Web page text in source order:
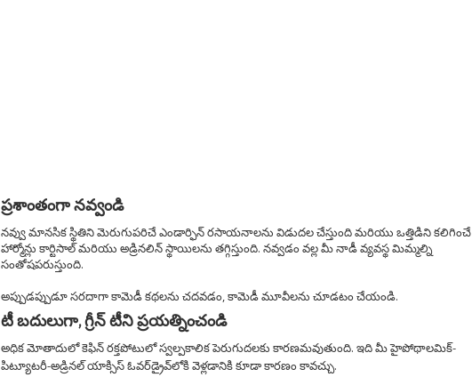
ప్రశాంతంగా నవ్వండి
నవ్వు మానసిక స్థితిని మెరుగుపరిచే ఎండార్ఫిన్‌ రసాయనాలను విడుదల చేస్తుంది మరియు ఒత్తిడిని కలిగించే
హార్మోన్లు కార్టిసాల్ మరియు అడ్రినలిన్ స్థాయిలను తగ్గిస్తుంది. నవ్వడం వల్ల మీ నాడీ వ్యవస్థ మిమ్మల్ని
సంతోషపరుస్తుంది.
అప్పుడప్పుడూ సరదాగా కామెడీ కథలను చదవడం, కామెడీ మూవీలను చూడటం చేయండి.
టీ బదులుగా, గ్రీన్ టీని ప్రయత్నించండి
అధిక మోతాదులో కెఫిన్ రక్తపోటులో స్వల్పకాలిక పెరుగుదలకు కారణమవుతుంది. ఇది మీ హైపోథాలమిక్-
పిట్యూటరీ-అడ్రినల్ యాక్సిస్ ఓవర్‌డ్రైవ్‌లోకి వెళ్లడానికి కూడా కారణం కావచ్చు.